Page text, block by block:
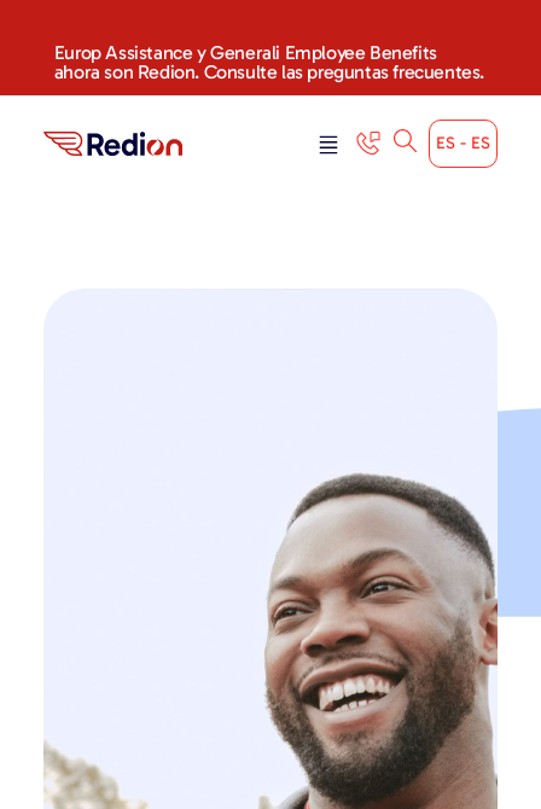
Europ Assistance y Generali Employee Benefits
ahora son Redion. Consulte las preguntas frecuentes.
ES - ES